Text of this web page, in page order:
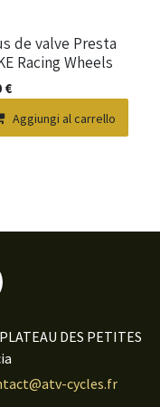
de valve Presta
Racing Wheels
€
Aggiungi al carrello
DES PETITES
cycles.fr